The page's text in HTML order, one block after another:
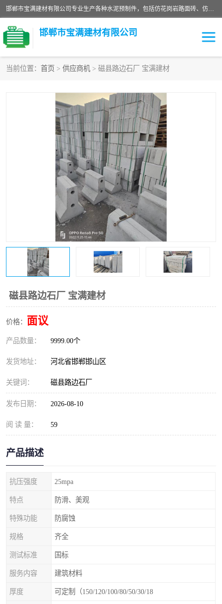
邯郸市宝满建材有限公司专业生产各种水泥预制件，包括仿花岗岩路面砖、仿花岗岩人行道砖、仿花岗岩路侧石、烧结砖、植草砖、码头砖连锁块、仿花岗岩路侧石、沙井盖、水泥盖板等各种水泥制品
邯郸市宝满建材有限公司
当前位置： 首页 > 供应商机 > 磁县路边石厂 宝满建材
磁县路边石厂 宝满建材
价格： 面议
产品数量： 9999.00个
发货地址： 河北省邯郸邯山区
关键词： 磁县路边石厂
发布日期： 2026-08-10
阅 读 量： 59
产品描述
抗压强度 25mpa
特点 防滑、美观
特殊功能 防腐蚀
规格 齐全
测试标准 国标
服务内容 建筑材料
厚度 可定制（150/120/100/80/50/30/18
混凝土路沿石
便道砖
花岗岩路岩石 盲道砖
pc仿石砖